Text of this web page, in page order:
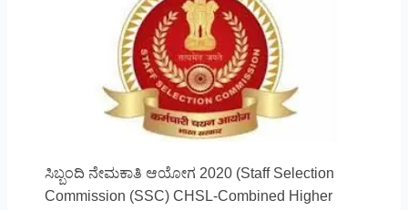
ಸಿಬ್ಬಂದಿ ನೇಮಕಾತಿ ಆಯೋಗ 2020 (Staff Selection
Commission (SSC) CHSL-Combined Higher